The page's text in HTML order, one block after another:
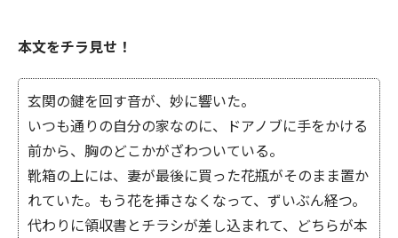
本文をチラ見せ！
玄関の鍵を回す音が、妙に響いた。
いつも通りの自分の家なのに、ドアノブに手をかける
前から、胸のどこかがざわついている。
靴箱の上には、妻が最後に買った花瓶がそのまま置か
れていた。もう花を挿さなくなって、ずいぶん経つ。
代わりに領収書とチラシが差し込まれて、どちらが本